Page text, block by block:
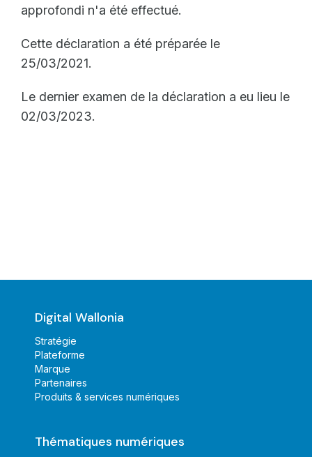
approfondi n'a été effectué.
Cette déclaration a été préparée le
25/03/2021.
Le dernier examen de la déclaration a eu lieu le
02/03/2023.
Digital Wallonia
Stratégie
Plateforme
Marque
Partenaires
Produits & services numériques
Thématiques numériques